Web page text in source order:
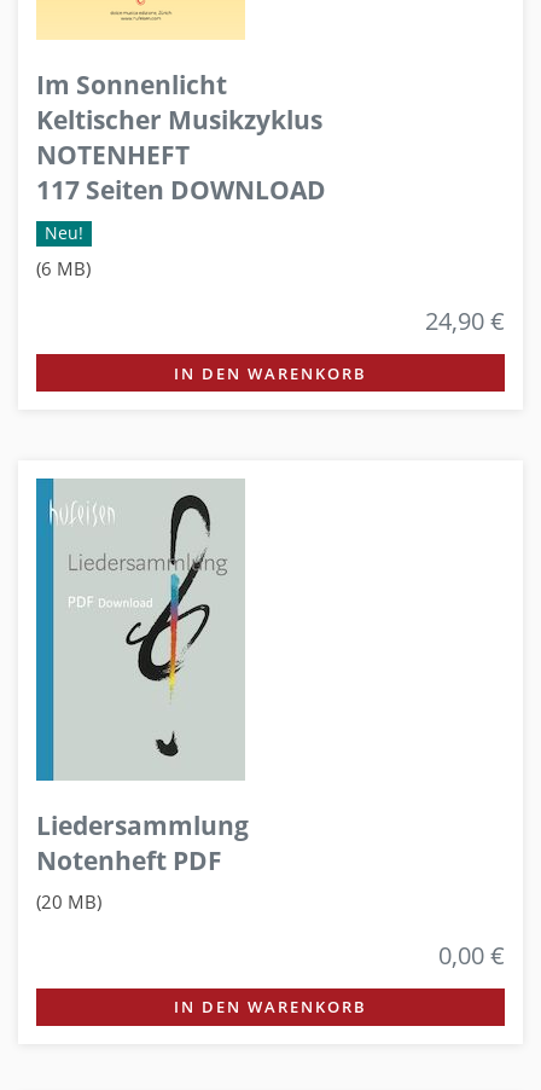
Im Sonnenlicht
Keltischer Musikzyklus
NOTENHEFT
117 Seiten DOWNLOAD
Neu!
(6 MB)
24,90 €
IN DEN WARENKORB
Liedersammlung
Notenheft PDF
(20 MB)
0,00 €
IN DEN WARENKORB